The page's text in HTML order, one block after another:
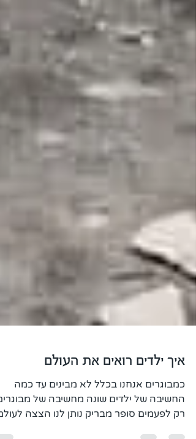
איך ילדים רואים את העולם
כמבוגרים אנחנו בכלל לא מבינים עד כמה